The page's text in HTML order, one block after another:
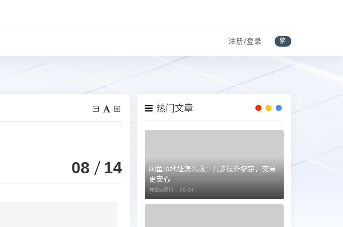
注册/登录 繁
08 14
热门文章
闲鱼ip地址怎么改：几步操作搞定，交易
更安心
神龙ip资讯 ， 09-24